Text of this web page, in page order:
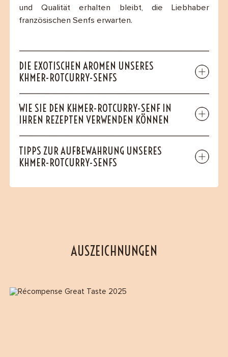
und Qualität erhalten bleibt, die Liebhaber
französischen Senfs erwarten.
DIE EXOTISCHEN AROMEN UNSERES
KHMER-ROTCURRY-SENFS
WIE SIE DEN KHMER-ROTCURRY-SENF IN
IHREN REZEPTEN VERWENDEN KÖNNEN
TIPPS ZUR AUFBEWAHRUNG UNSERES
KHMER-ROTCURRY-SENFS
AUSZEICHNUNGEN